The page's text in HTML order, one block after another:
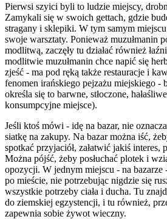
Pierwsi szyici byli to ludzie miejscy,
Zamykali się w swoich gettach, gdzie
stragany i sklepiki. W tym samym
swoje warsztaty. Ponieważ muzułmanin
modlitwą, zaczęły tu działać również
modlitwie muzułmanin chce napić się
zjeść - ma pod ręką także restauracje i
fenomen irańskiego pejzażu miejskiego -
określa się to barwne, stłoczone,
konsumpcyjne miejsce).
Jeśli ktoś mówi - idę na bazar, nie
siatkę na zakupy. Na bazar można iść,
spotkać przyjaciół, załatwić jakiś interes,
Można pójść, żeby posłuchać plotek i
opozycji. W jednym miejscu - na bazarze
po mieście, nie potrzebując nigdzie się
wszystkie potrzeby ciała i ducha. Tu
do ziemskiej egzystencji, i tu również,
zapewnia sobie żywot wieczny.